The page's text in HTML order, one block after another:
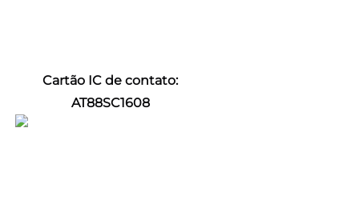
Cartão IC de contato:
AT88SC1608